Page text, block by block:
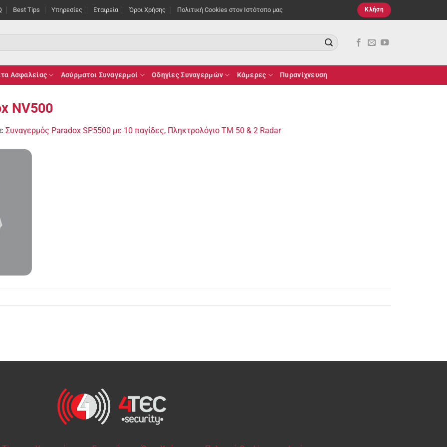
Best Tips Υπηρεσίες Εταιρεία Όροι Χρήσης Πολιτική Cookies στον Ιστότοπο μας Κλήση
Ασφαλείας Ασύρματοι Συναγερμοί Οδηγίες Συναγερμών Κάμερες Πυρανίχνευση
NV500
Συναγερμός Paradox SP5500 με 10 παγίδες, Πληκτρολόγιο TM 50 & 2 Radar